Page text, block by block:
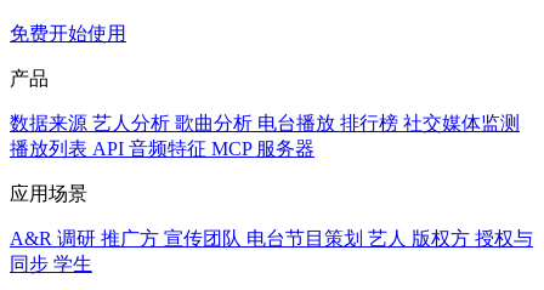
免费开始使用
产品
数据来源 艺人分析 歌曲分析 电台播放 排行榜 社交媒体监测
播放列表 API 音频特征 MCP 服务器
应用场景
A&R 调研 推广方 宣传团队 电台节目策划 艺人 版权方 授权与
同步 学生